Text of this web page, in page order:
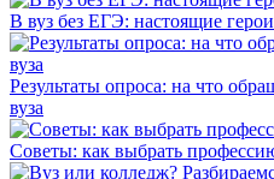
В вуз без ЕГЭ: настоящие
Результаты опроса: на что
вуза
Советы: как выбрать